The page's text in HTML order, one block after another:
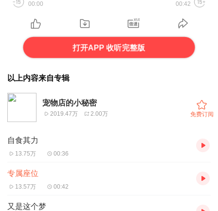
00:00 00:42
打开APP 收听完整版
以上内容来自专辑
宠物店的小秘密
2019.47万 2.00万 免费订阅
自食其力
13.75万 00:36
专属座位
13.57万 00:42
又是这个梦